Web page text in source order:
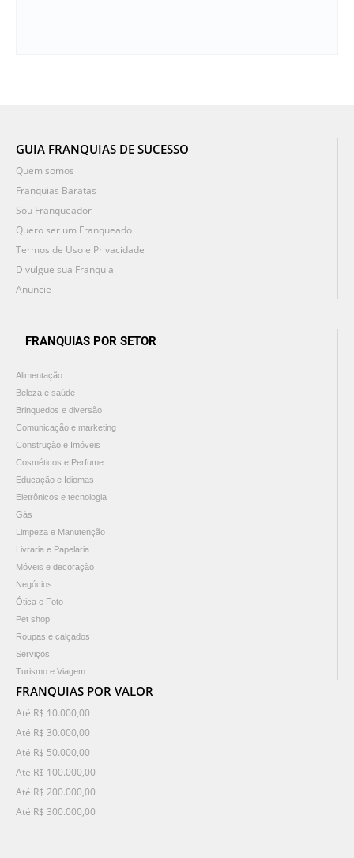
GUIA FRANQUIAS DE SUCESSO
Quem somos
Franquias Baratas
Sou Franqueador
Quero ser um Franqueado
Termos de Uso e Privacidade
Divulgue sua Franquia
Anuncie
FRANQUIAS POR SETOR
Alimentação
Beleza e saúde
Brinquedos e diversão
Comunicação e marketing
Construção e Imóveis
Cosméticos e Perfume
Educação e Idiomas
Eletrônicos e tecnologia
Gás
Limpeza e Manutenção
Livraria e Papelaria
Móveis e decoração
Negócios
Ótica e Foto
Pet shop
Roupas e calçados
Serviços
Turismo e Viagem
FRANQUIAS POR VALOR
Até R$ 10.000,00
Até R$ 30.000,00
Até R$ 50.000,00
Até R$ 100.000,00
Até R$ 200.000,00
Até R$ 300.000,00